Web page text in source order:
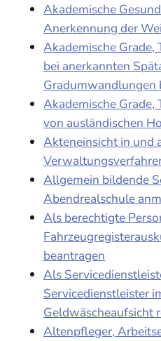
Akademische
Anerkennung der
Akademische Grade,
bei anerkannten
Gradumwandlungen
Akademische Grade,
von ausländischen
Akteneinsicht in und
Allgemein bildende
Abendrealschule
Als berechtigte
beantragen
Als
Servicedienstleister
Geldwäscheaufsicht
Altenpfleger,